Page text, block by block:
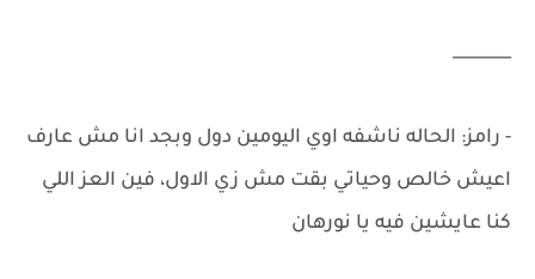
_______
- رامز: الحاله ناشفه اوي اليومين دول وبجد انا مش عارف
اعيش خالص وحياتي بقت مش زي الاول، فين العز اللي
كنا عايشين فيه يا نورهان